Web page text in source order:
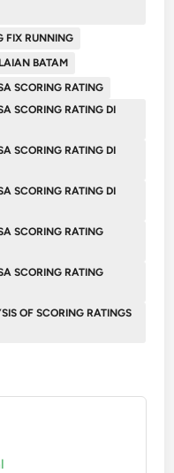
FIX RUNNING
BATAM
SCORING RATING
SCORING RATING DI
SCORING RATING DI
SCORING RATING DI
SCORING RATING
SCORING RATING
OF SCORING RATINGS